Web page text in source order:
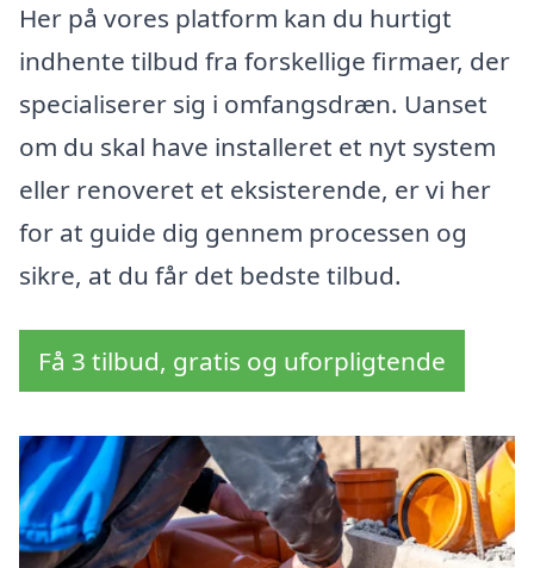
Her på vores platform kan du hurtigt
indhente tilbud fra forskellige firmaer, der
specialiserer sig i omfangsdræn. Uanset
om du skal have installeret et nyt system
eller renoveret et eksisterende, er vi her
for at guide dig gennem processen og
sikre, at du får det bedste tilbud.
Få 3 tilbud, gratis og uforpligtende